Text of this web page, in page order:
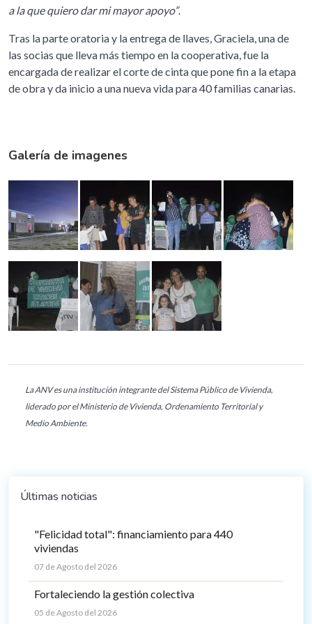
a la que quiero dar mi mayor apoyo”.
Tras la parte oratoria y la entrega de llaves, Graciela, una de
las socias que lleva más tiempo en la cooperativa, fue la
encargada de realizar el corte de cinta que pone fin a la etapa
de obra y da inicio a una nueva vida para 40 familias canarias.
Galería de imagenes
La ANV es una institución integrante del Sistema Público de Vivienda,
liderado por el Ministerio de Vivienda, Ordenamiento Territorial y
Medio Ambiente.
Últimas noticias
"Felicidad total": financiamiento para 440
viviendas
07 de Agosto del 2026
Fortaleciendo la gestión colectiva
05 de Agosto del 2026